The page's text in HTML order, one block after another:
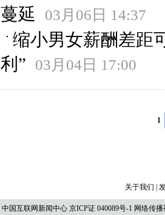
蔓延
03月06日 14:37
缩小男女薪酬差距
利”
03月04日 17:00
1